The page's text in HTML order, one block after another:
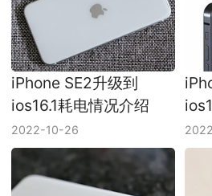
iPhone SE2升级到
ios16.1耗电情况介绍
2022-10-26